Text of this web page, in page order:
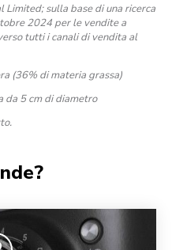
Limited; sulla base di una ricerca
2024 per le vendite a
tutti i canali di vendita al
(36% di materia grassa)
da 5 cm di diametro